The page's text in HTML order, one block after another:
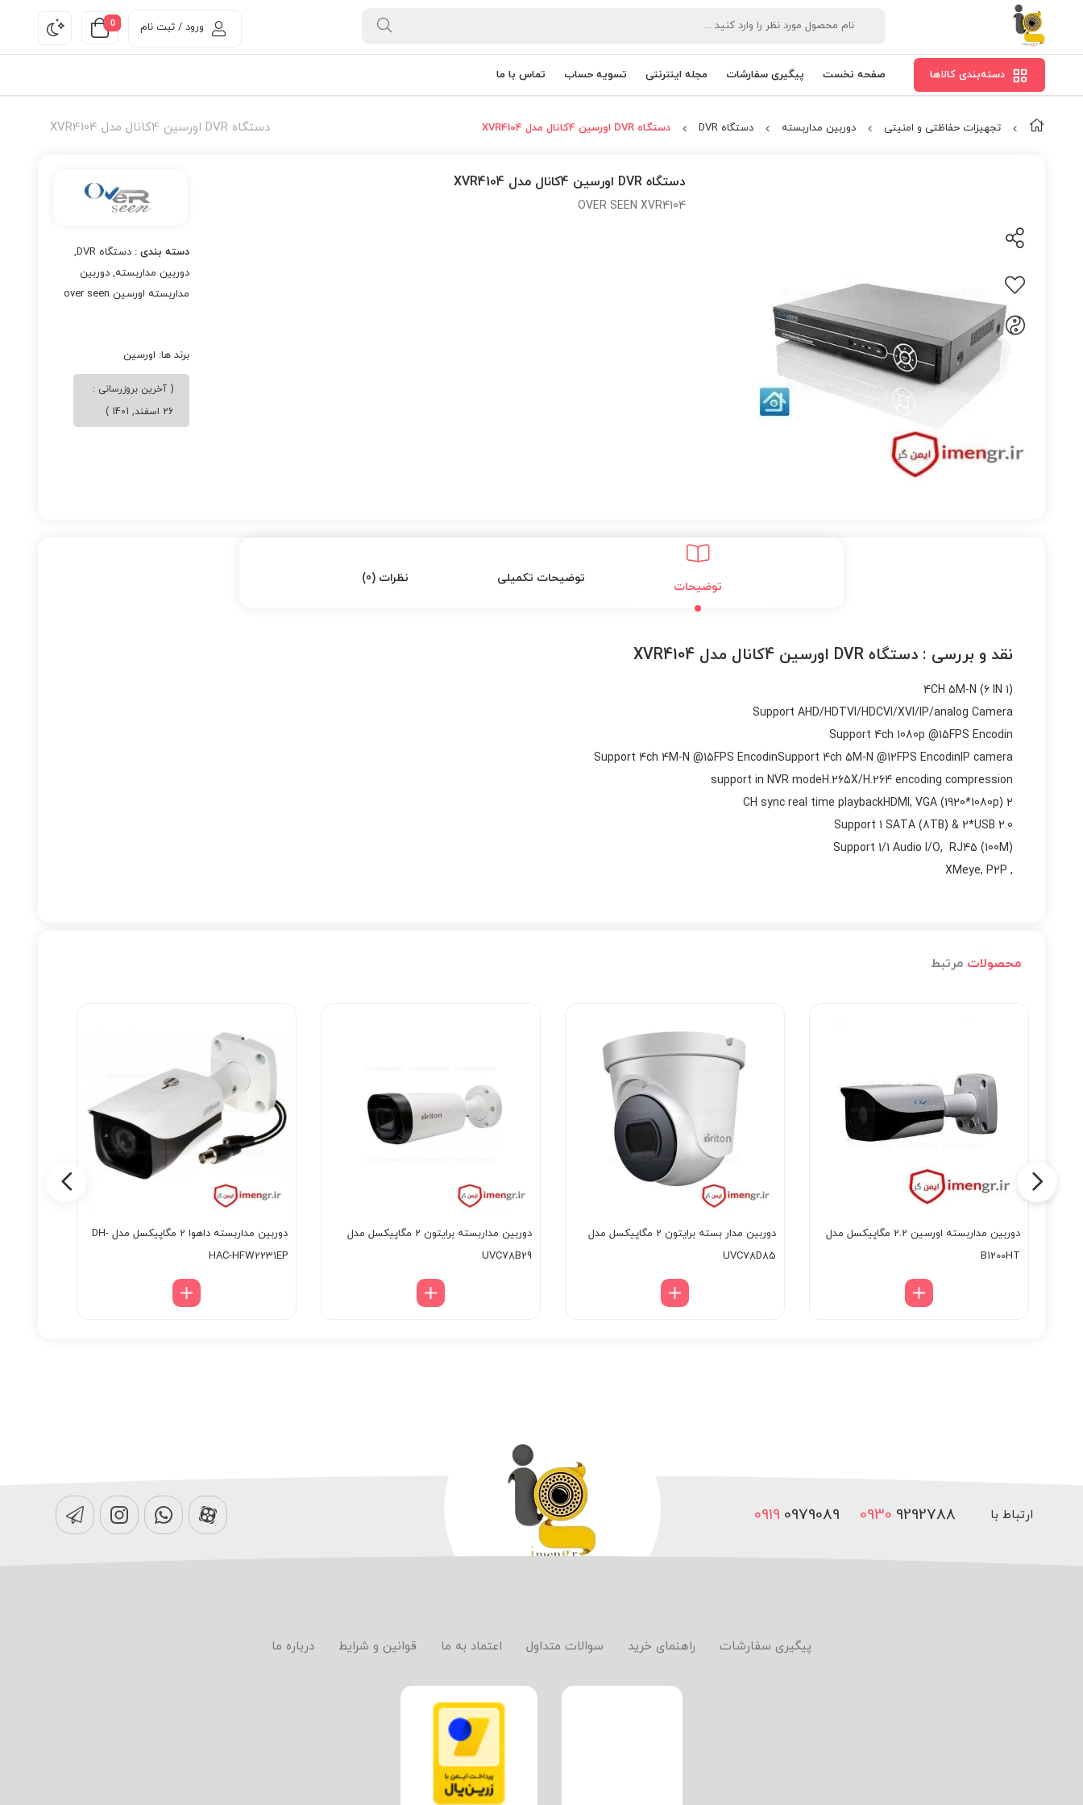
0 ورود / ثبت نام
دسته‌بندی کالاها صفحه نخست پیگیری سفارشات مجله اینترنتی تسویه حساب تماس با ما
دستگاه DVR اورسین 4کانال مدل XVR4104 تجهیزات حفاظتی و امنیتی دوربین مداربسته دستگاه DVR دستگاه DVR اورسین 4کانال مدل XVR4104
دستگاه DVR اورسین 4کانال مدل XVR4104
OVER SEEN XVR4104
دسته بندی :دستگاه DVR
,
دوربین مداربسته,دوربین
مداربسته اورسین over seen
برند ها: اورسین
( آخرین بروزرسانی :
26 اسفند, 1401 )
توضیحات
توضیحات تکمیلی نظرات (0)
نقد و بررسی : دستگاه DVR اورسین 4کانال مدل XVR4104
4CH 5M-N (6 IN 1)
Support AHD/HDTVI/HDCVI/XVI/IP/analog Camera
Support 4ch 1080p @15FPS Encodin
Support 4ch 4M-N @15FPS EncodinSupport 4ch 5M-N @12FPS EncodinIP camera
support in NVR modeH.265X/H.264 encoding compression
2 CH sync real time playbackHDMI, VGA (1920*1080p)
Support 1 SATA (8TB) & 2*USB 2.0
Support 1/1 Audio I/O, RJ45 (100M)
, XMeye, P2P
محصولات مرتبط
دوربین مداربسته اورسین 2.2 مگاپیکسل مدل
B1200HT
دوربین مدار بسته برایتون 2 مگاپیکسل مدل
UVC78D85
دوربین مداربسته برایتون 2 مگاپیکسل مدل
UVC78B29
دوربین مداربسته داهوا 2 مگاپیکسل مدل DH-
HAC-HFW2231EP
ارتباط با 0919 0979089 0930 9292788
پیگیری سفارشات راهنمای خرید سوالات متداول اعتماد به ما قوانین و شرایط درباره ما